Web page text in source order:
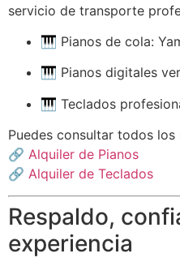
servicio de transporte
🎹 Pianos de cola:
🎹 Pianos digitales
🎹 Teclados
Puedes consultar todos
🔗 Alquiler de Pianos
🔗 Alquiler de Teclados
Respaldo,
experiencia